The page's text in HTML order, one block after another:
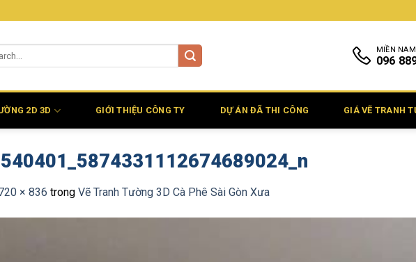
MIỀN NAM
096
2D 3D GIỚI THIỆU CÔNG TY DỰ ÁN ĐÃ THI CÔNG GIÁ VẼ TRANH
× 836 trong Vẽ Tranh Tường 3D Cà Phê Sài Gòn Xưa